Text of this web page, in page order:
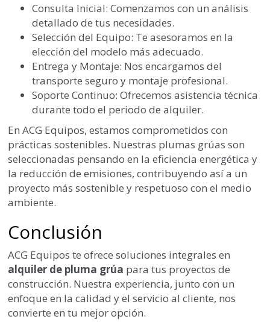
Consulta Inicial: Comenzamos con un análisis
detallado de tus necesidades.
Selección del Equipo: Te asesoramos en la
elección del modelo más adecuado.
Entrega y Montaje: Nos encargamos del
transporte seguro y montaje profesional.
Soporte Continuo: Ofrecemos asistencia técnica
durante todo el periodo de alquiler.
En ACG Equipos, estamos comprometidos con
prácticas sostenibles. Nuestras plumas grúas son
seleccionadas pensando en la eficiencia energética y
la reducción de emisiones, contribuyendo así a un
proyecto más sostenible y respetuoso con el medio
ambiente.
Conclusión
ACG Equipos te ofrece soluciones integrales en
alquiler de pluma grúa para tus proyectos de
construcción. Nuestra experiencia, junto con un
enfoque en la calidad y el servicio al cliente, nos
convierte en tu mejor opción.